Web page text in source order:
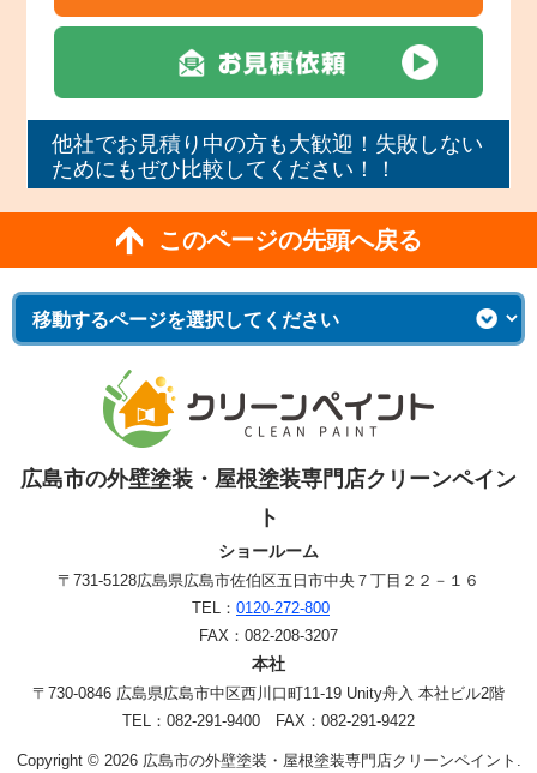
他社でお見積り中の方も大歓迎！失敗しない
ためにもぜひ比較してください！！
このページの先頭へ戻る
広島市の外壁塗装・屋根塗装専門店クリーンペイン
ト
ショールーム
〒731-5128広島県広島市佐伯区五日市中央７丁目２２－１６
TEL： 0120-272-800
FAX：082-208-3207
本社
〒730-0846 広島県広島市中区西川口町11-19 Unity舟入 本社ビル2階
TEL：082-291-9400 FAX：082-291-9422
Copyright © 2026 広島市の外壁塗装・屋根塗装専門店クリーンペイント.